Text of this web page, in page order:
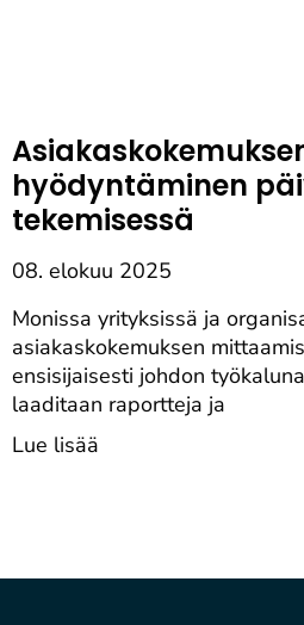
hyödyntäminen
tekemisessä
08. elokuu 2025
Monissa yrityksissä ja
asiakaskokemuksen
ensisijaisesti johdon
laaditaan raportteja ja
Lue lisää